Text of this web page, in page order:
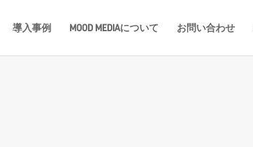
導入事例 MOOD MEDIAについて お問い合わせ